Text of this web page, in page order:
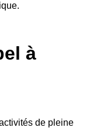
à
de pleine